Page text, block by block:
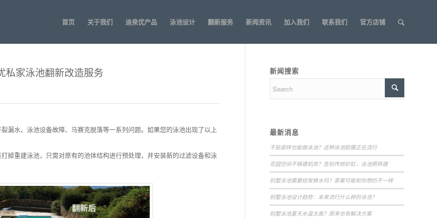
首页 关于我们 迪泉优产品 泳池设计 翻新服务 新闻资讯 加入我们 联系我们 官方店铺
私家泳池翻新改造服务
漏水、泳池设备故障、马赛克脱落等一系列问题。如果您的泳池出现了以上
掉重建泳池，只需对原有的池体结构进行预处理，并安装新的过滤设备和泳
新闻搜索
最新消息
不贴瓷砖也能做泳池？这种泳池胶膜正在流行
花园空间不够建机房？告别传统砂缸，泳池照样建
别墅泳池需要经常换水吗？答案可能和你想的不一样
别墅泳池设计趋势：未来流行什么样的泳池？
别墅泳池夏天水温太高？原来也有解决方案